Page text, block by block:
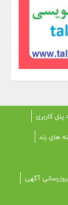
پنل کاربری
های رند
آگهی